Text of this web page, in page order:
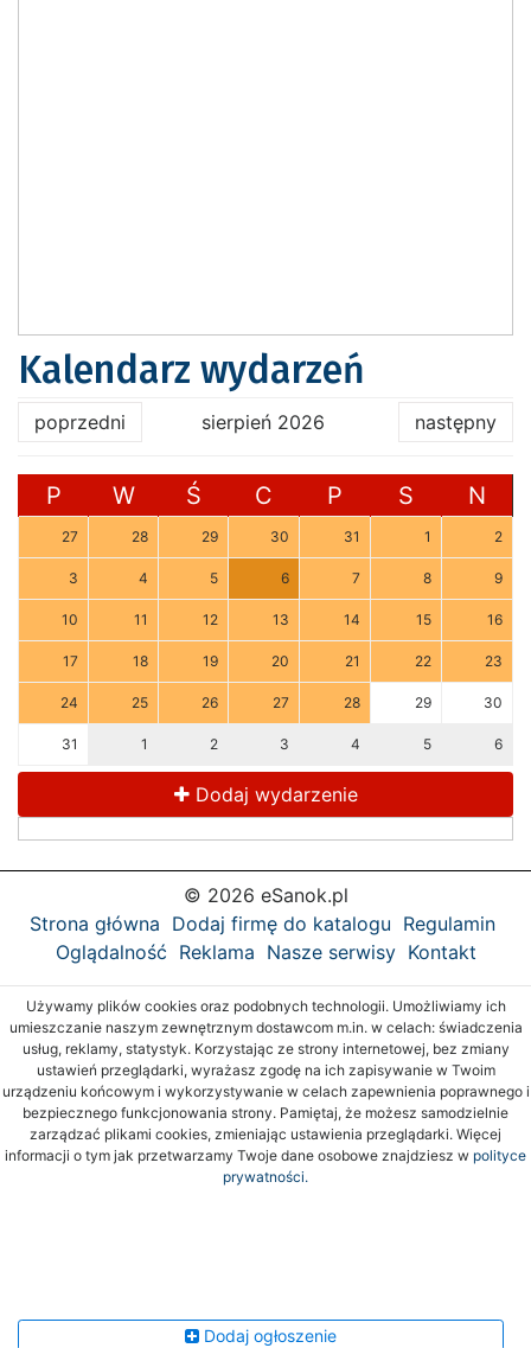
Kalendarz wydarzeń
poprzedni sierpień 2026 następny
P W Ś C P S N
27 28 29 30 31 1 2
3 4 5 6 7 8 9
10 11 12 13 14 15 16
17 18 19 20 21 22 23
24 25 26 27 28 29 30
31 1 2 3 4 5 6
Dodaj wydarzenie
© 2026 eSanok.pl
Strona główna Dodaj firmę do katalogu Regulamin
Oglądalność Reklama Nasze serwisy Kontakt
Używamy plików cookies oraz podobnych technologii. Umożliwiamy ich
umieszczanie naszym zewnętrznym dostawcom m.in. w celach: świadczenia
usług, reklamy, statystyk. Korzystając ze strony internetowej, bez zmiany
ustawień przeglądarki, wyrażasz zgodę na ich zapisywanie w Twoim
urządzeniu końcowym i wykorzystywanie w celach zapewnienia poprawnego i
bezpiecznego funkcjonowania strony. Pamiętaj, że możesz samodzielnie
zarządzać plikami cookies, zmieniając ustawienia przeglądarki. Więcej
informacji o tym jak przetwarzamy Twoje dane osobowe znajdziesz w polityce
prywatności.
Dodaj ogłoszenie